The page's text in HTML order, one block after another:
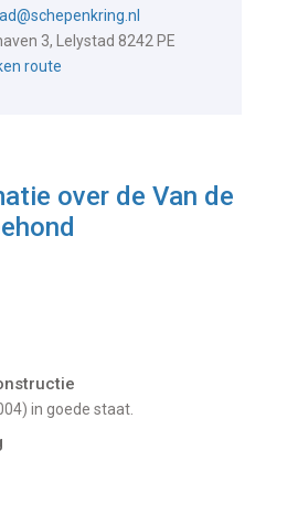
3, Lelystad 8242 PE
route
over deVan de
in goede staat.